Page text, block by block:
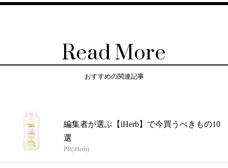
Read More
おすすめの関連記事
編集者が選ぶ【iHerb】で今買うべきもの10
選
PR(iHerb)